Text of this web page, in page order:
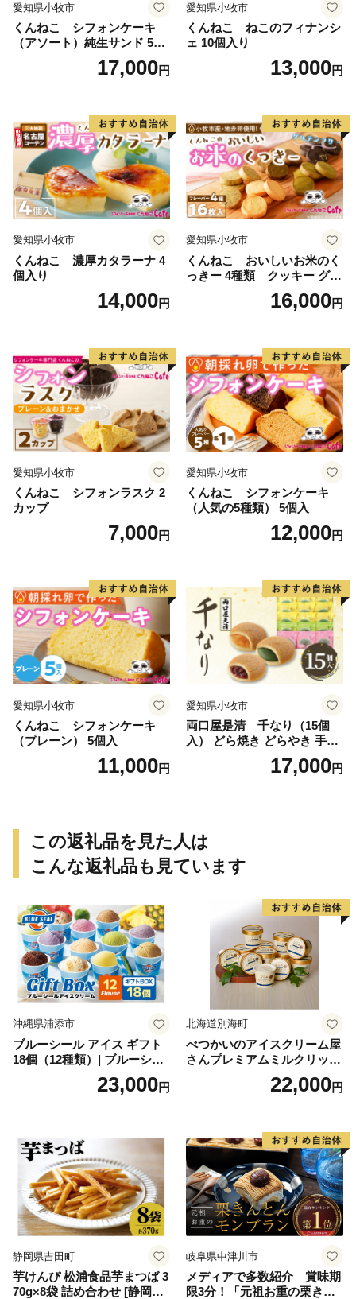
愛知県小牧市
くんねこ シフォンケーキ
（アソート）純生サンド 5個
17,000円
愛知県小牧市
くんねこ ねこのフィナンシ
ェ 10個入り
13,000円
愛知県小牧市
くんねこ 濃厚カタラーナ 4
個入り
14,000円
愛知県小牧市
くんねこ おいしいお米のく
っきー 4種類 クッキー グル
16,000円
愛知県小牧市
くんねこ シフォンラスク 2
カップ
7,000円
愛知県小牧市
くんねこ シフォンケーキ
（人気の5種類） 5個入
12,000円
愛知県小牧市
くんねこ シフォンケーキ
（プレーン） 5個入
11,000円
愛知県小牧市
両口屋是清 千なり（15個
入） どら焼き どらやき 手土
産 お土産 土産 丹波大納言小
豆 抹茶 林檎 りんご 慶事 お
17,000円
この返礼品を見た人は
こんな返礼品も見ています
沖縄県浦添市
ブルーシール アイス ギフト
18個（12種類）| ブルーシー
ルアイス ブルーシールアイ
スクリーム 着日指定可能 送
誕生日 カップ 詰め合わせ バ
ラエティ | バニラ チョコレー
ト ストロベリー ピスタチオ
バニラ＆クッキー ウベ 沖縄
紅イモ 塩ちんすこう 沖縄シ
ークヮーサー 沖縄黒糖 琉球
ロイヤルミルクティ 沖縄パ
イン
23,000円
北海道別海町
べつかいのアイスクリーム屋
さんプレミアムミルクリッチ
12個（AP-01）（ 北海道アイ
ス 北海道産アイス アイス ア
道産アイス 道産アイスクリ
ーム ギフト 詰合せ 詰め合わ
せ ふるさと納税 ）
22,000円
静岡県吉田町
芋けんぴ 松浦食品芋まつば 3
70g×8袋 詰め合わせ [静岡伊
岐阜県中津川市
メディアで多数紹介 賞味期
限3分！「元祖お重の栗きん